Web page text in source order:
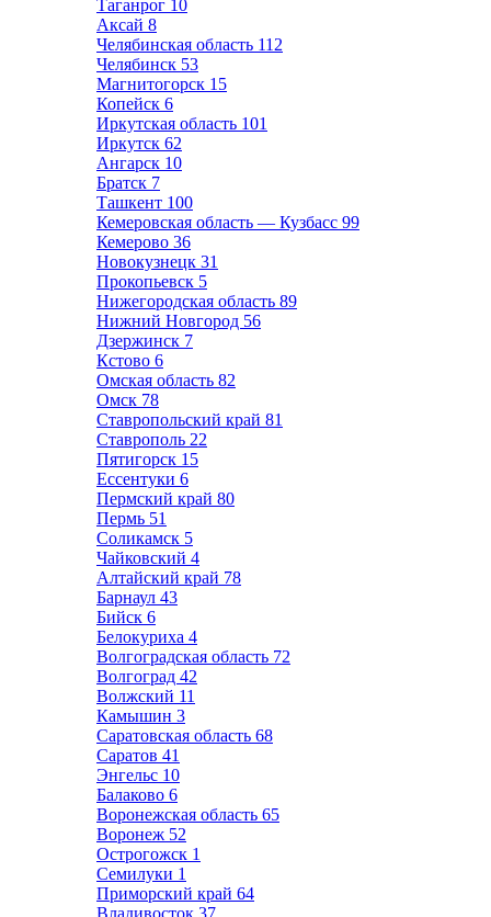
Таганрог 10
Аксай 8
Челябинская область 112
Челябинск 53
Магнитогорск 15
Копейск 6
Иркутская область 101
Иркутск 62
Ангарск 10
Братск 7
Ташкент 100
Кемеровская область — Кузбасс 99
Кемерово 36
Новокузнецк 31
Прокопьевск 5
Нижегородская область 89
Нижний Новгород 56
Дзержинск 7
Кстово 6
Омская область 82
Омск 78
Ставропольский край 81
Ставрополь 22
Пятигорск 15
Ессентуки 6
Пермский край 80
Пермь 51
Соликамск 5
Чайковский 4
Алтайский край 78
Барнаул 43
Бийск 6
Белокуриха 4
Волгоградская область 72
Волгоград 42
Волжский 11
Камышин 3
Саратовская область 68
Саратов 41
Энгельс 10
Балаково 6
Воронежская область 65
Воронеж 52
Острогожск 1
Семилуки 1
Приморский край 64
Владивосток 37